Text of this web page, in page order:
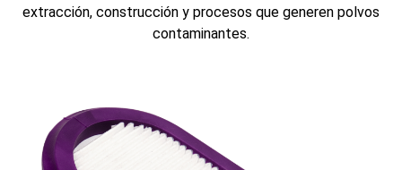
extracción, construcción y procesos que generen polvos
contaminantes.